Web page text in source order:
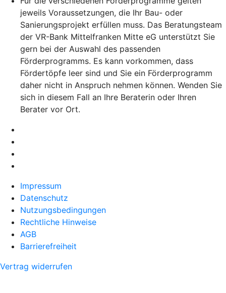
jeweils Voraussetzungen, die Ihr Bau- oder
Sanierungsprojekt erfüllen muss. Das Beratungsteam
der VR-Bank Mittelfranken Mitte eG unterstützt Sie
gern bei der Auswahl des passenden
Förderprogramms. Es kann vorkommen, dass
Fördertöpfe leer sind und Sie ein Förderprogramm
daher nicht in Anspruch nehmen können. Wenden Sie
sich in diesem Fall an Ihre Beraterin oder Ihren
Berater vor Ort.
Impressum
Datenschutz
Nutzungsbedingungen
Rechtliche Hinweise
AGB
Barrierefreiheit
Vertrag widerrufen